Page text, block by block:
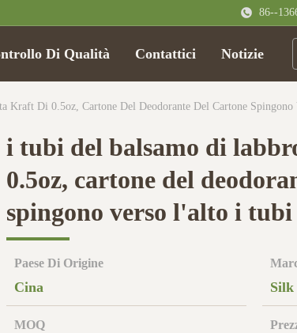
86--
Di Qualità Contattici Notizie
Kraft Di 0.5oz, Cartone Del Deodorante Del Cartone
i tubi del balsamo di
0.5oz, cartone del
spingono verso l'alto i tubi
Paese Di Origine
Cina Silk
MOQ